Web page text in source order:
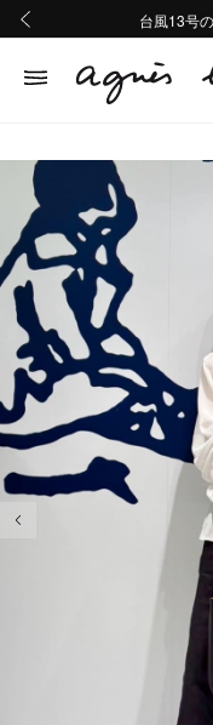
熊本地域地
台風13号
熊本地域地
前の画像